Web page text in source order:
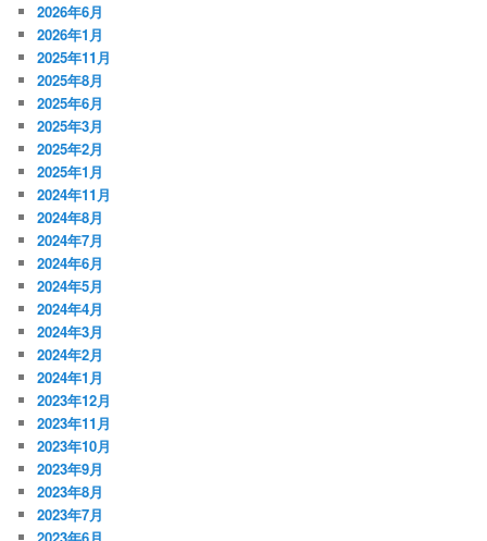
2026年6月
2026年1月
2025年11月
2025年8月
2025年6月
2025年3月
2025年2月
2025年1月
2024年11月
2024年8月
2024年7月
2024年6月
2024年5月
2024年4月
2024年3月
2024年2月
2024年1月
2023年12月
2023年11月
2023年10月
2023年9月
2023年8月
2023年7月